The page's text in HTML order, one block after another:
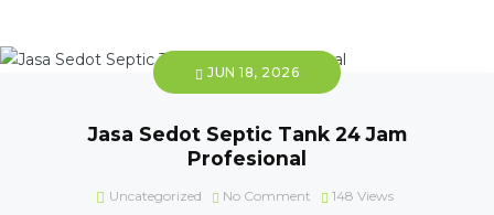
JUN 18, 2026
Jasa Sedot Septic Tank 24 Jam
Profesional
Uncategorized No Comment 148 Views